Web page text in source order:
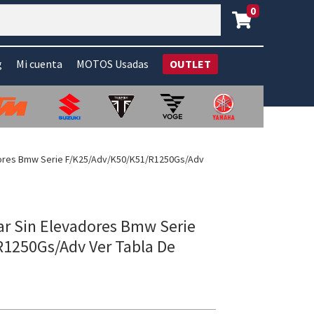
0
Mi cuenta MOTOS Usadas OUTLET
Bmw Serie F/K25/Adv/K50/K51/R1250Gs/Adv
Sin Elevadores Bmw Serie
Adv Ver Tabla De